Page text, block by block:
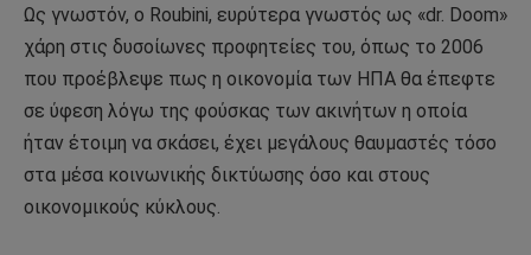
Ως γνωστόν, ο Roubini, ευρύτερα γνωστός ως «dr. Doom»
χάρη στις δυσοίωνες προφητείες του, όπως το 2006
που προέβλεψε πως η οικονομία των ΗΠΑ θα έπεφτε
σε ύφεση λόγω της φούσκας των ακινήτων η οποία
ήταν έτοιμη να σκάσει, έχει μεγάλους θαυμαστές τόσο
στα μέσα κοινωνικής δικτύωσης όσο και στους
οικονομικούς κύκλους.